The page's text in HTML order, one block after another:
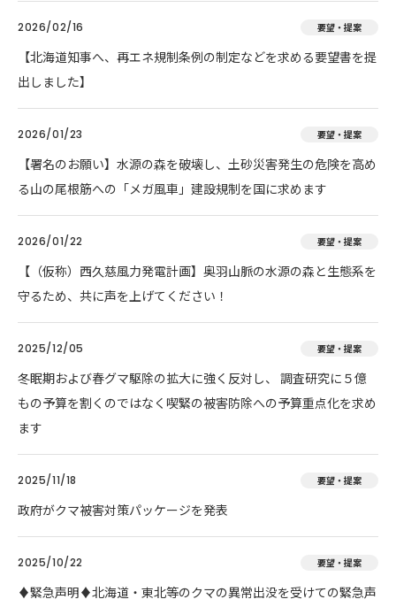
2026/02/16 要望・提案
【北海道知事へ、再エネ規制条例の制定などを求める要望書を提
出しました】
2026/01/23 要望・提案
【署名のお願い】水源の森を破壊し、土砂災害発生の危険を高め
る山の尾根筋への「メガ風車」建設規制を国に求めます
2026/01/22 要望・提案
【（仮称）西久慈風力発電計画】奥羽山脈の水源の森と生態系を
守るため、共に声を上げてください！
2025/12/05 要望・提案
冬眠期および春グマ駆除の拡大に強く反対し、 調査研究に５億
もの予算を割くのではなく喫緊の被害防除への予算重点化を求め
ます
2025/11/18 要望・提案
政府がクマ被害対策パッケージを発表
2025/10/22 要望・提案
♦️緊急声明♦️北海道・東北等のクマの異常出没を受けての緊急声